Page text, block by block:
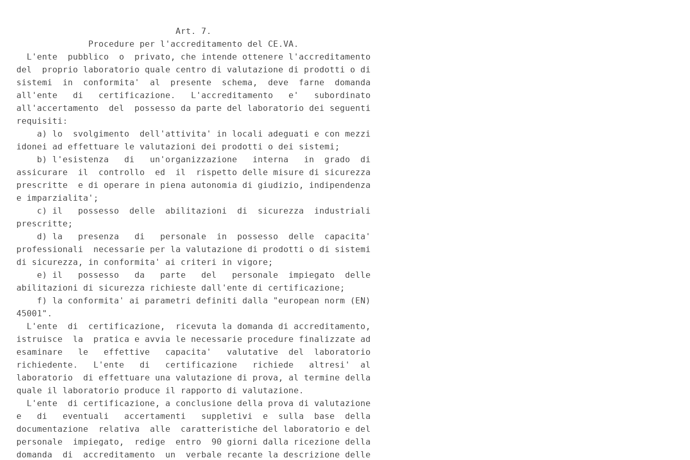
                               Art. 7.
              Procedure per l'accreditamento del CE.VA.
  L'ente  pubblico  o  privato, che intende ottenere l'accreditamento
del  proprio laboratorio quale centro di valutazione di prodotti o di
sistemi  in  conformita'  al  presente  schema,  deve  farne  domanda
all'ente   di   certificazione.   L'accreditamento   e'   subordinato
all'accertamento  del  possesso da parte del laboratorio dei seguenti
requisiti:
    a) lo  svolgimento  dell'attivita' in locali adeguati e con mezzi
idonei ad effettuare le valutazioni dei prodotti o dei sistemi;
    b) l'esistenza   di   un'organizzazione   interna   in  grado  di
assicurare  il  controllo  ed  il  rispetto delle misure di sicurezza
prescritte  e di operare in piena autonomia di giudizio, indipendenza
e imparzialita';
    c) il   possesso  delle  abilitazioni  di  sicurezza  industriali
prescritte;
    d) la   presenza   di   personale  in  possesso  delle  capacita'
professionali  necessarie per la valutazione di prodotti o di sistemi
di sicurezza, in conformita' ai criteri in vigore;
    e) il   possesso   da   parte   del   personale  impiegato  delle
abilitazioni di sicurezza richieste dall'ente di certificazione;
    f) la conformita' ai parametri definiti dalla "european norm (EN)
45001".
  L'ente  di  certificazione,  ricevuta la domanda di accreditamento,
istruisce  la  pratica e avvia le necessarie procedure finalizzate ad
esaminare   le   effettive   capacita'   valutative  del  laboratorio
richiedente.   L'ente   di   certificazione   richiede   altresi'  al
laboratorio  di effettuare una valutazione di prova, al termine della
quale il laboratorio produce il rapporto di valutazione.
  L'ente  di certificazione, a conclusione della prova di valutazione
e   di   eventuali   accertamenti   suppletivi  e  sulla  base  della
documentazione  relativa  alle  caratteristiche del laboratorio e del
personale  impiegato,  redige  entro  90 giorni dalla ricezione della
domanda  di  accreditamento  un  verbale recante la descrizione delle